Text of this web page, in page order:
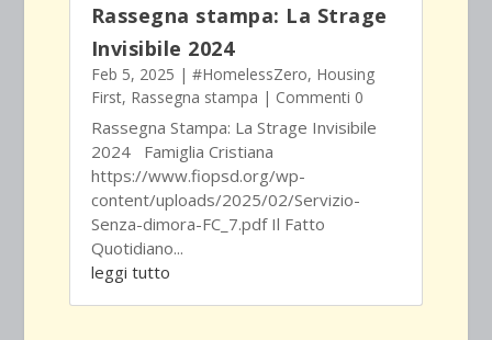
Rassegna stampa: La Strage
Invisibile 2024
Feb 5, 2025 | #HomelessZero, Housing
First, Rassegna stampa | Commenti 0
Rassegna Stampa: La Strage Invisibile
2024 Famiglia Cristiana
https://www.fiopsd.org/wp-
content/uploads/2025/02/Servizio-
Senza-dimora-FC_7.pdf Il Fatto
Quotidiano...
leggi tutto